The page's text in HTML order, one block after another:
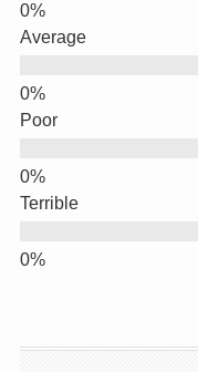
Average
Poor
Terrible